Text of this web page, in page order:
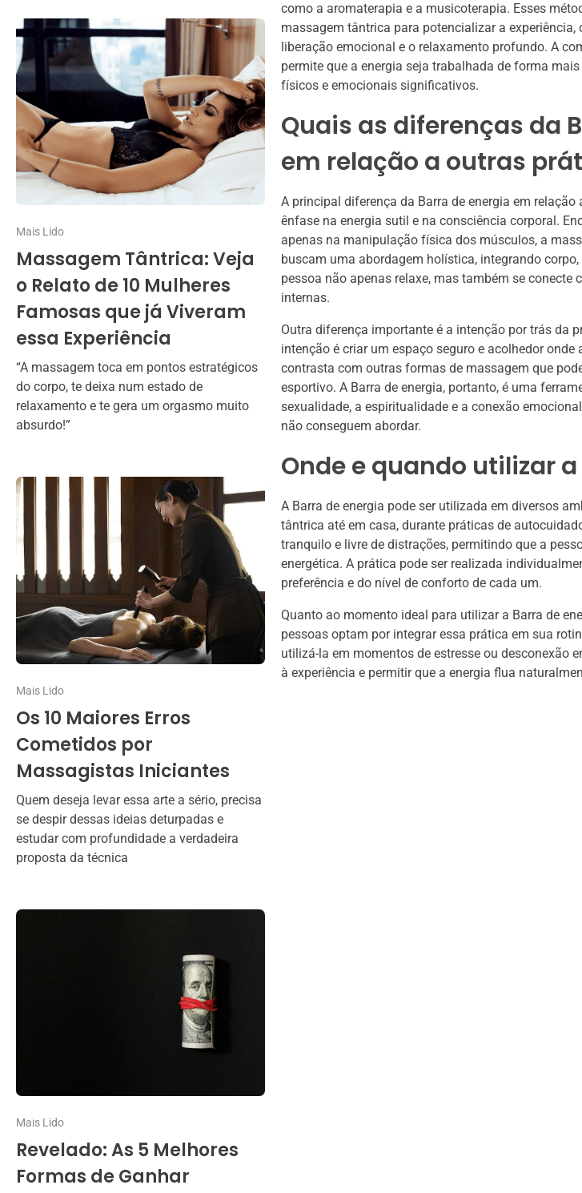
Mais Lido
Massagem Tântrica: Veja
o Relato de 10 Mulheres
Famosas que já Viveram
essa Experiência
“A massagem toca em pontos estratégicos
do corpo, te deixa num estado de
relaxamento e te gera um orgasmo muito
absurdo!”
Mais Lido
Os 10 Maiores Erros
Cometidos por
Massagistas Iniciantes
Quem deseja levar essa arte a sério, precisa
se despir dessas ideias deturpadas e
estudar com profundidade a verdadeira
proposta da técnica
Mais Lido
Revelado: As 5 Melhores
Formas de Ganhar
como a aromaterapia e a musicoterapia. Esses
massagem tântrica para potencializar a
liberação emocional e o relaxamento profundo. A
permite que a energia seja trabalhada de forma
físicos e emocionais significativos.
Quais as diferenças da
em relação a outras
A principal diferença da Barra de energia em
ênfase na energia sutil e na consciência corporal.
apenas na manipulação física dos músculos, a
buscam uma abordagem holística, integrando
pessoa não apenas relaxe, mas também se conecte
internas.
Outra diferença importante é a intenção por trás da
intenção é criar um espaço seguro e acolhedor
contrasta com outras formas de massagem que
esportivo. A Barra de energia, portanto, é uma
sexualidade, a espiritualidade e a conexão
não conseguem abordar.
Onde e quando utilizar
A Barra de energia pode ser utilizada em diversos
tântrica até em casa, durante práticas de
tranquilo e livre de distrações, permitindo que a
energética. A prática pode ser realizada
preferência e do nível de conforto de cada um.
Quanto ao momento ideal para utilizar a Barra de
pessoas optam por integrar essa prática em sua
utilizá-la em momentos de estresse ou desconexão
à experiência e permitir que a energia flua